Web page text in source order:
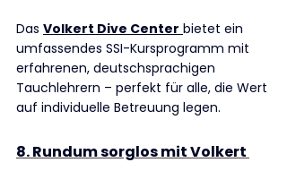
Das Volkert Dive Center bietet ein
umfassendes SSI-Kursprogramm mit
erfahrenen, deutschsprachigen
Tauchlehrern – perfekt für alle, die Wert
auf individuelle Betreuung legen.
8. Rundum sorglos mit Volkert